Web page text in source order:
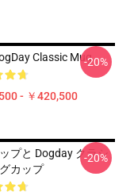
Classic Mug
- ￥420,500
-20%
プと Dogday クラシ
カップ
-20%